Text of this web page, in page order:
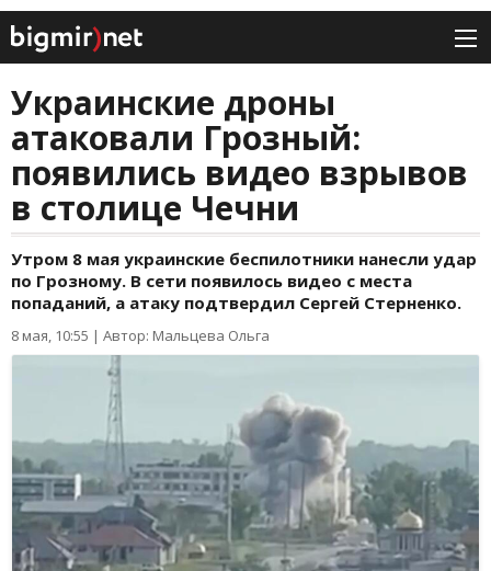
Украинские дроны
атаковали Грозный:
появились видео взрывов
в столице Чечни
Утром 8 мая украинские беспилотники нанесли удар
по Грозному. В сети появилось видео с места
попаданий, а атаку подтвердил Сергей Стерненко.
8 мая, 10:55 | Автор: Мальцева Ольга